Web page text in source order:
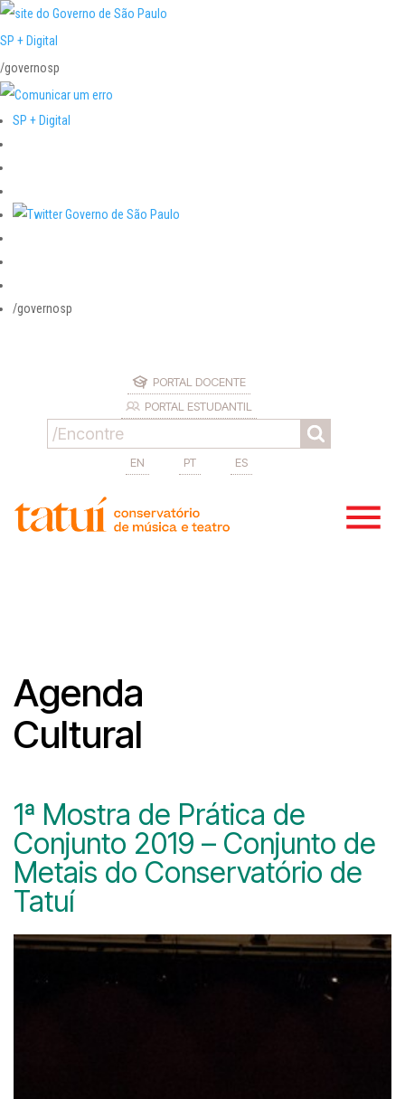
SP + Digital
/governosp
SP + Digital
/governosp
PORTAL DOCENTE
PORTAL ESTUDANTIL
EN PT ES
Agenda
Cultural
1ª Mostra de Prática de
Conjunto 2019 – Conjunto de
Metais do Conservatório de
Tatuí